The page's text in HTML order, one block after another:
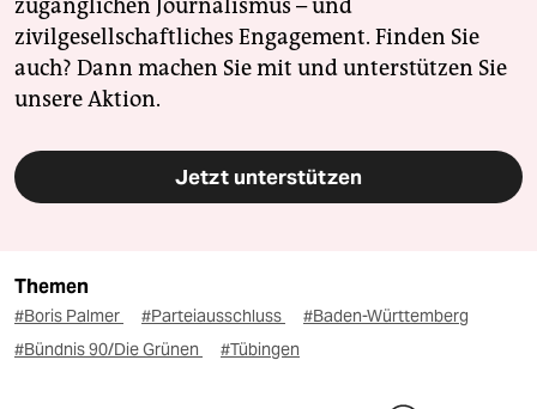
zugänglichen Journalismus – und
zivilgesellschaftliches Engagement. Finden Sie
auch? Dann machen Sie mit und unterstützen Sie
unsere Aktion.
Jetzt unterstützen
Themen
#Boris Palmer #Parteiausschluss
#Baden-Württemberg
#Bündnis 90/Die Grünen
#Tübingen